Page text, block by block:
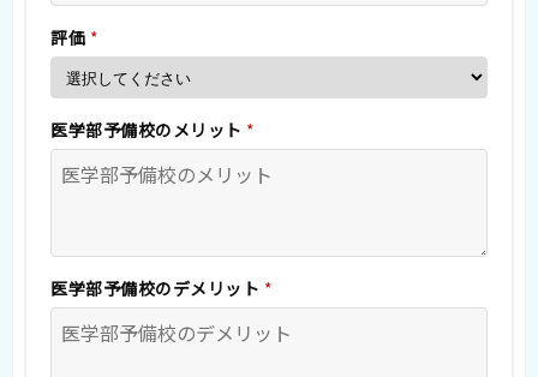
評価 *
医学部予備校のメリット *
医学部予備校のデメリット *